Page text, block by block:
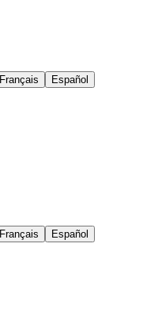
Français
Español
Français
Español